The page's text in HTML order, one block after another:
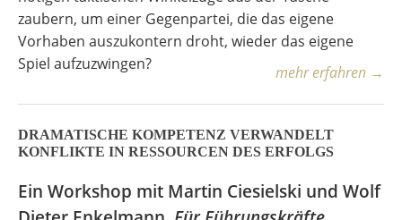
zaubern, um einer Gegenpartei, die das eigene
Vorhaben auszukontern droht, wieder das eigene
Spiel aufzuzwingen?
mehr erfahren →
DRAMATISCHE KOMPETENZ VERWANDELT
KONFLIKTE IN RESSOURCEN DES ERFOLGS
Ein Workshop mit Martin Ciesielski und Wolf